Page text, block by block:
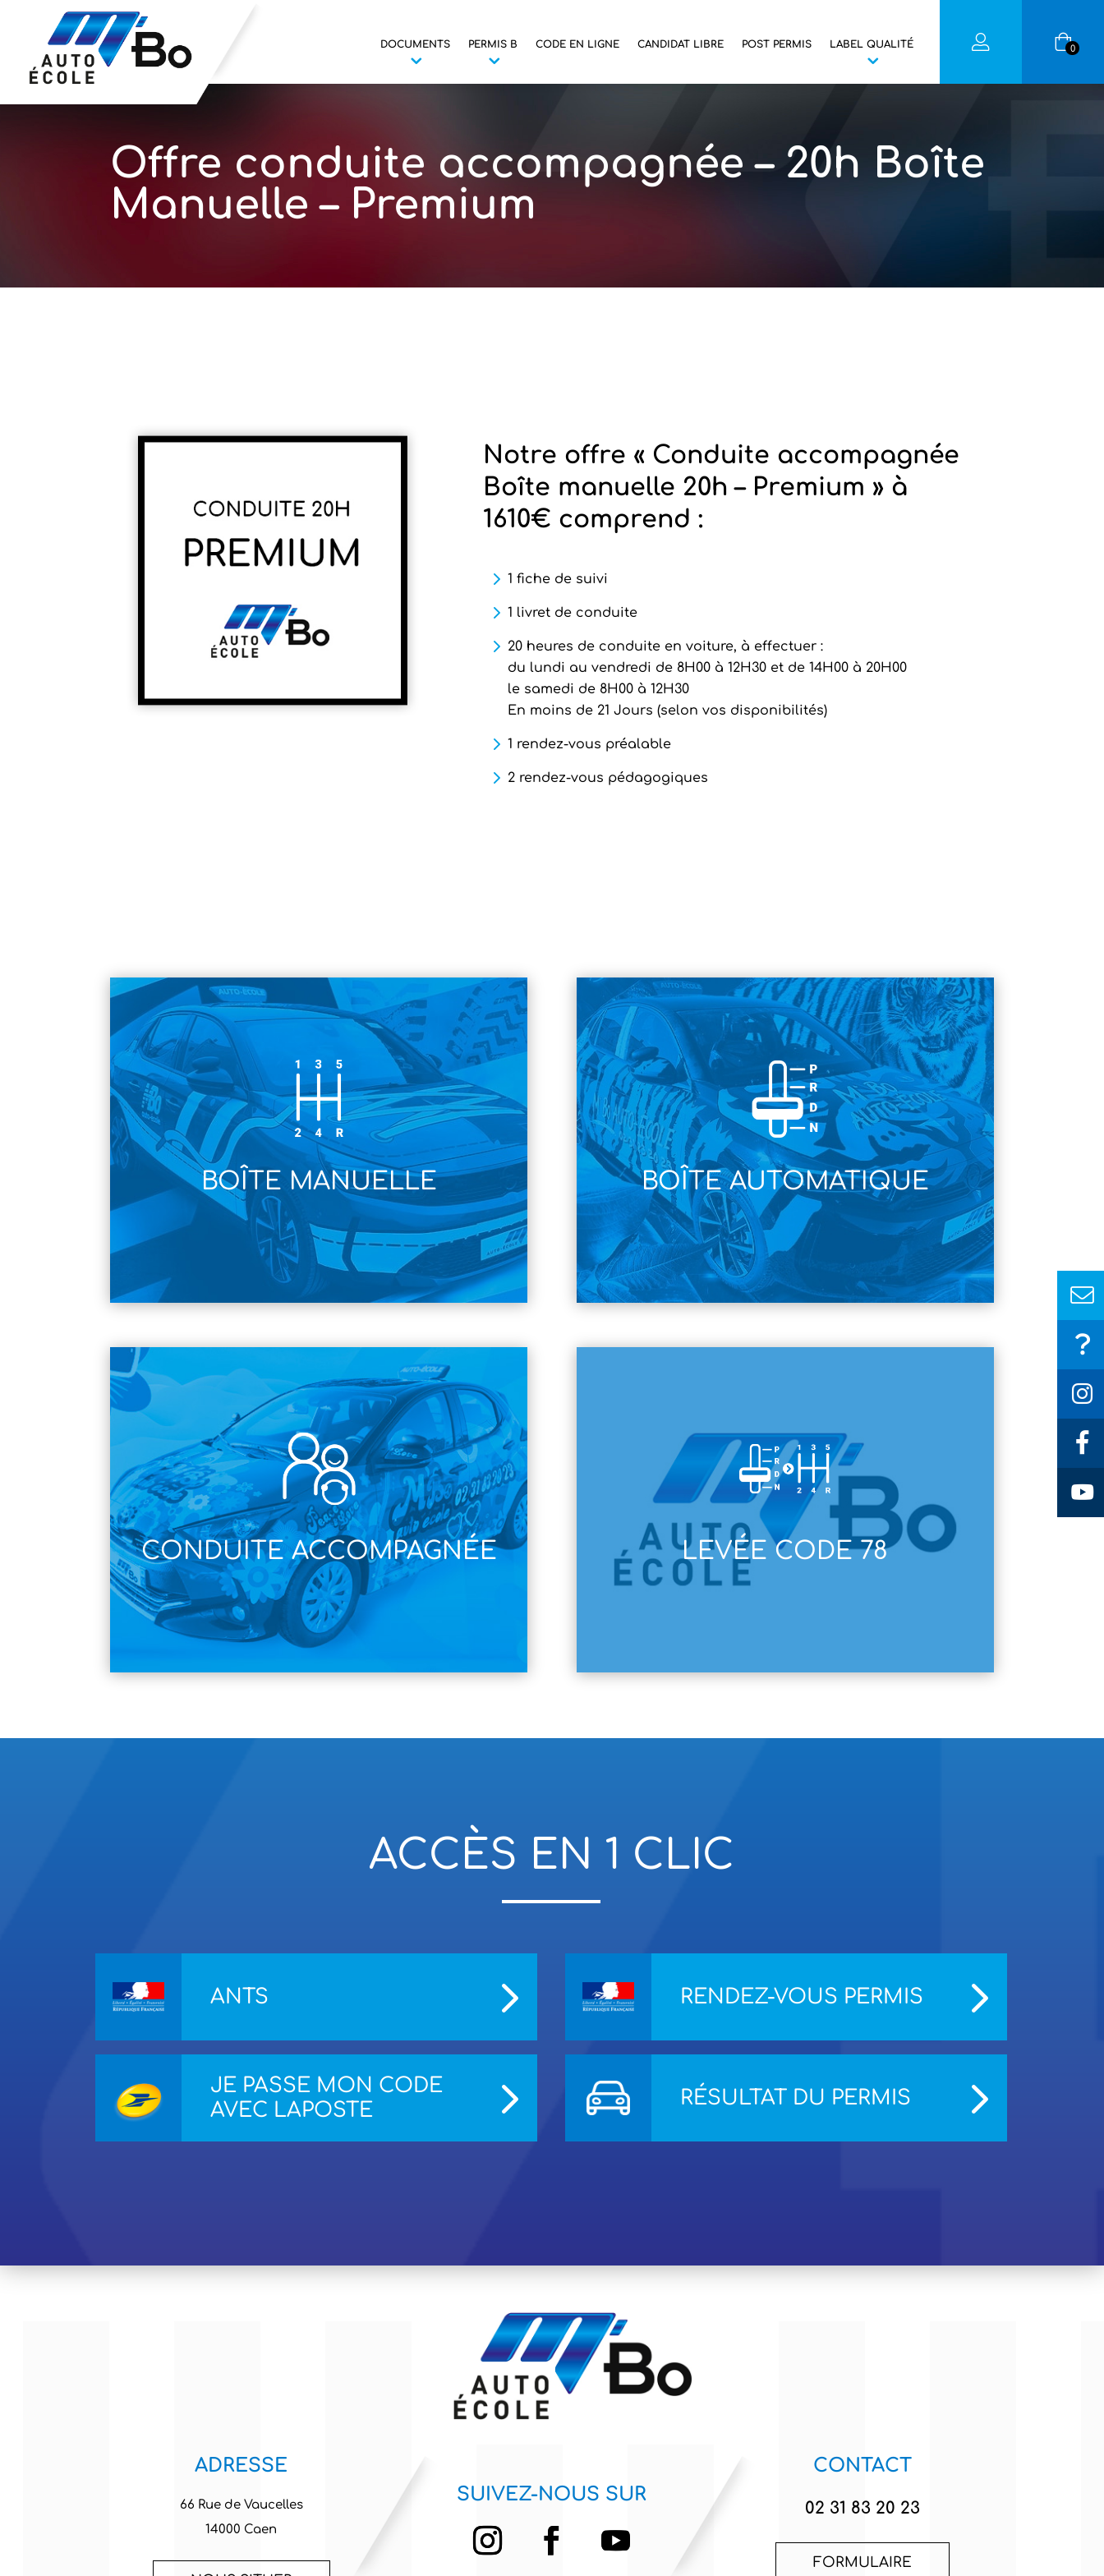
DOCUMENTS PERMIS B CODE EN LIGNE CANDIDAT LIBRE POST PERMIS LABEL QUALITÉ 0
Offre conduite accompagnée – 20h Boîte
Manuelle – Premium
Notre offre « Conduite accompagnée
Boîte manuelle 20h – Premium » à
1610€ comprend :
1 fiche de suivi
1 livret de conduite
20 heures de conduite en voiture, à effectuer :
du lundi au vendredi de 8H00 à 12H30 et de 14H00 à 20H00
le samedi de 8H00 à 12H30
En moins de 21 Jours (selon vos disponibilités)
1 rendez-vous préalable
2 rendez-vous pédagogiques
BOÎTE MANUELLE BOÎTE AUTOMATIQUE
CONDUITE ACCOMPAGNÉE LEVÉE CODE 78
ACCÈS EN 1 CLIC
ANTS
JE PASSE MON CODE
AVEC LAPOSTE
RENDEZ-VOUS PERMIS
RÉSULTAT DU PERMIS
ADRESSE
66 Rue de Vaucelles
14000 Caen
SUIVEZ-NOUS SUR
CONTACT
02 31 83 20 23
FORMULAIRE